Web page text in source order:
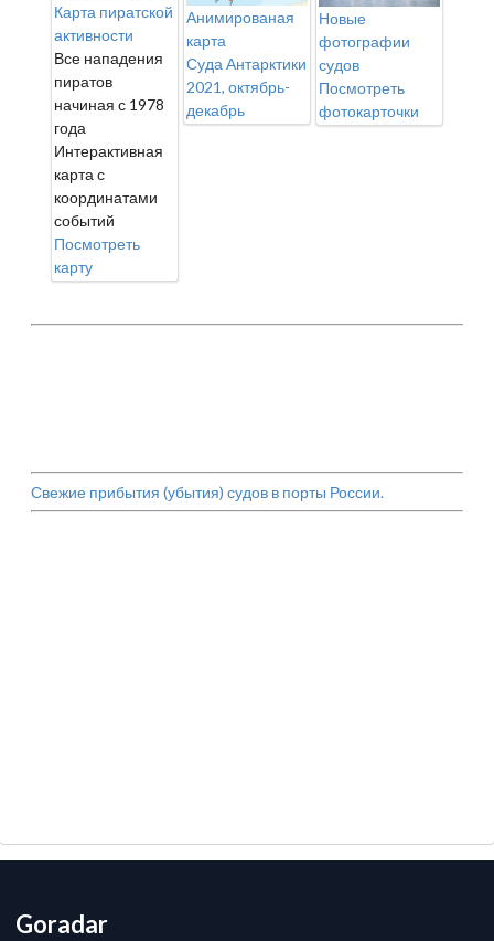
Карта пиратской
активности
Все нападения
пиратов
начиная с 1978
года
Интерактивная
карта с
координатами
событий
Посмотреть
карту
Анимированая
карта
Суда Антарктики
2021, октябрь-
декабрь
Новые
фотографии
судов
Посмотреть
фотокарточки
Свежие прибытия (убытия) судов в порты России.
Goradar